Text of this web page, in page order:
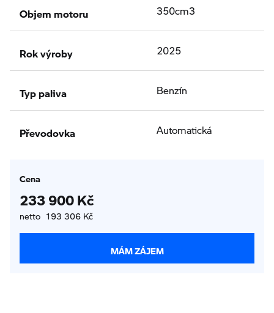
Objem motoru 350cm3
Rok výroby 2025
Typ paliva Benzín
Převodovka Automatická
Cena
233 900 Kč
netto 193 306 Kč
MÁM ZÁJEM